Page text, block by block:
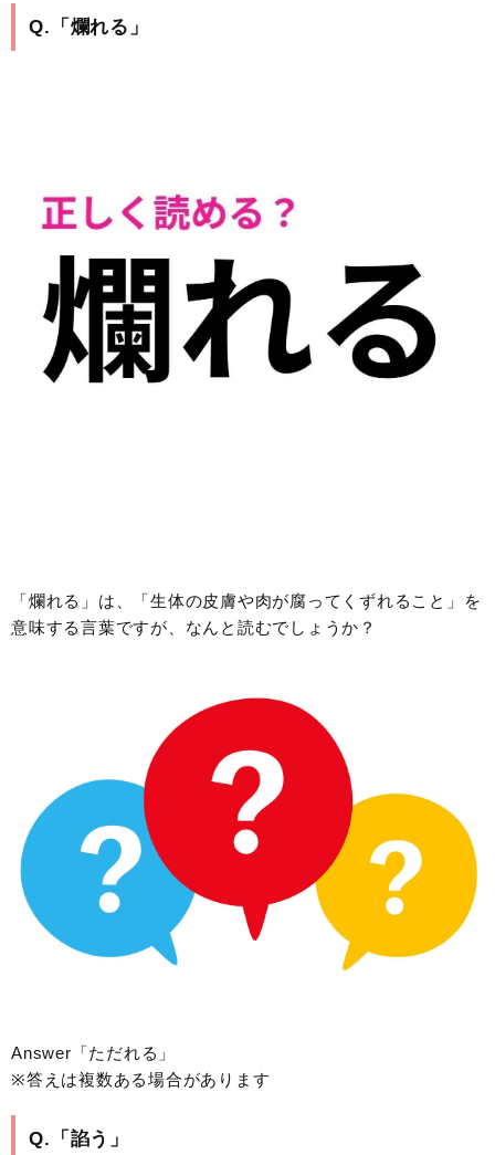
Q.「爛れる」
「爛れる」は、「生体の皮膚や肉が腐ってくずれること」を
意味する言葉ですが、なんと読むでしょうか？
Answer「ただれる」
※答えは複数ある場合があります
Q.「諂う」